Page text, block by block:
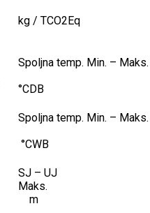
kg / TCO2Eq
Spoljna temp. Min. –
°CDB
Spoljna temp. Min. –
°CWB
SJ –
m